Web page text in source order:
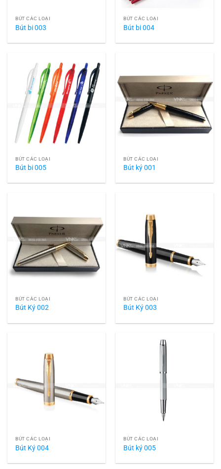
BÚT CÁC LOẠI
Bút bi 003
BÚT CÁC LOẠI
Bút bi 004
BÚT CÁC LOẠI
Bút bi 005
BÚT CÁC LOẠI
Bút ký 001
BÚT CÁC LOẠI
Bút Ký 002
BÚT CÁC LOẠI
Bút Ký 003
BÚT CÁC LOẠI
Bút Ký 004
BÚT CÁC LOẠI
Bút ký 005